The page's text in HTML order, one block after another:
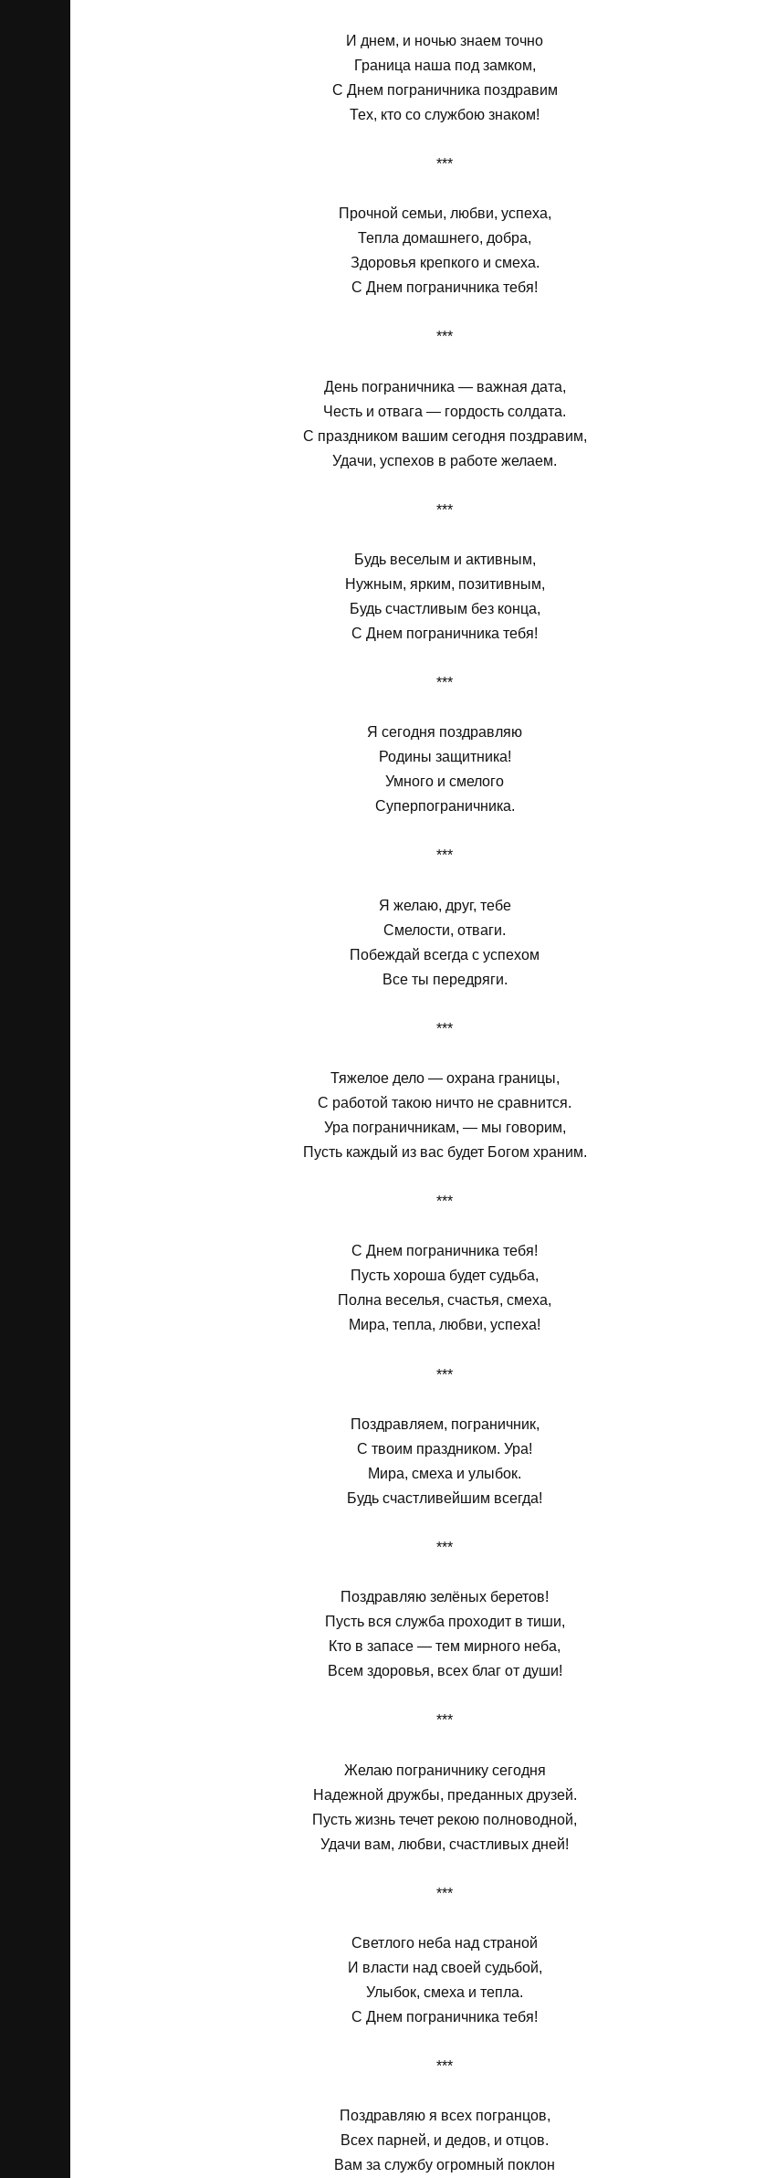
И днем, и ночью знаем точно
Граница наша под замком,
С Днем пограничника поздравим
Тех, кто со службою знаком!
***
Прочной семьи, любви, успеха,
Тепла домашнего, добра,
Здоровья крепкого и смеха.
С Днем пограничника тебя!
***
День пограничника — важная дата,
Честь и отвага — гордость солдата.
С праздником вашим сегодня поздравим,
Удачи, успехов в работе желаем.
***
Будь веселым и активным,
Нужным, ярким, позитивным,
Будь счастливым без конца,
С Днем пограничника тебя!
***
Я сегодня поздравляю
Родины защитника!
Умного и смелого
Суперпограничника.
***
Я желаю, друг, тебе
Смелости, отваги.
Побеждай всегда с успехом
Все ты передряги.
***
Тяжелое дело — охрана границы,
С работой такою ничто не сравнится.
Ура пограничникам, — мы говорим,
Пусть каждый из вас будет Богом храним.
***
С Днем пограничника тебя!
Пусть хороша будет судьба,
Полна веселья, счастья, смеха,
Мира, тепла, любви, успеха!
***
Поздравляем, пограничник,
С твоим праздником. Ура!
Мира, смеха и улыбок.
Будь счастливейшим всегда!
***
Поздравляю зелёных беретов!
Пусть вся служба проходит в тиши,
Кто в запасе — тем мирного неба,
Всем здоровья, всех благ от души!
***
Желаю пограничнику сегодня
Надежной дружбы, преданных друзей.
Пусть жизнь течет рекою полноводной,
Удачи вам, любви, счастливых дней!
***
Светлого неба над страной
И власти над своей судьбой,
Улыбок, смеха и тепла.
С Днем пограничника тебя!
***
Поздравляю я всех погранцов,
Всех парней, и дедов, и отцов.
Вам за службу огромный поклон